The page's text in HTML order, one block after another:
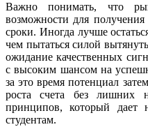
Важно понимать, что
возможности для
сроки. Иногда лучше
чем пытаться силой
ожидание качественных
с высоким шансом на
за это время потенциал
роста счета без лишних
принципов, который дает
студентам.